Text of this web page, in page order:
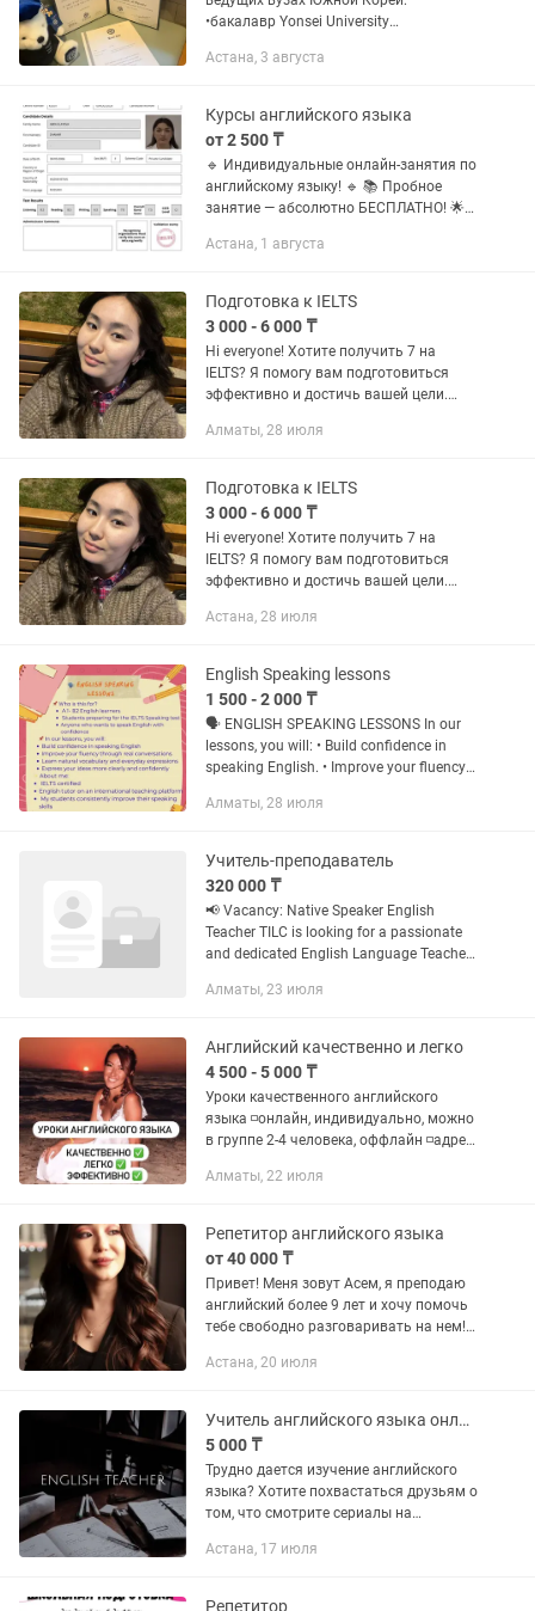
•бакалавр Yonsei University
(Korea Advanced Institute of Science and
Астана, 3 августа
Курсы английского языка
от 2 500 ₸
🔹 Индивидуальные онлайн-занятия по
английскому языку! 🔹 📚 Пробное
занятие — абсолютно БЕСПЛАТНО! 🌟
устранение пробелов в знаниях —
Астана, 1 августа
Подготовка к IELTS
3 000 - 6 000 ₸
Hi everyone! Хотите получить 7 на
IELTS? Я помогу вам подготовиться
эффективно и достичь вашей цели.
направлении иностранная филология
Алматы, 28 июля
Подготовка к IELTS
3 000 - 6 000 ₸
Hi everyone! Хотите получить 7 на
IELTS? Я помогу вам подготовиться
эффективно и достичь вашей цели.
направлении иностранная филология
Астана, 28 июля
English Speaking lessons
1 500 - 2 000 ₸
🗣️ ENGLISH SPEAKING LESSONS In our
lessons, you will: • Build confidence in
speaking English. • Improve your fluency
vocabulary and everyday expressions •...
Алматы, 28 июля
Учитель-преподаватель
320 000 ₸
📢 Vacancy: Native Speaker English
Teacher TILC is looking for a passionate
and dedicated English Language Teacher
ATLANT, улица Макатаева, 131...
Алматы, 23 июля
Английский качественно и легко
4 500 - 5 000 ₸
Уроки качественного английского
языка ◽️онлайн, индивидуально, можно
в группе 2-4 человека, оффлайн ◽️адрес:
оффлайн - приезжайте ко мне. Если
Алматы, 22 июля
Репетитор английского языка
от 40 000 ₸
Привет! Меня зовут Асем, я преподаю
английский более 9 лет и хочу помочь
тебе свободно разговаривать на нем!
КазУМоИМЯ, стажировалась в Китае,
Астана, 20 июля
Учитель английского языка онлайн
5 000 ₸
Трудно дается изучение английского
языка? Хотите похвастаться друзьям о
том, что смотрите сериалы на
наконец-то понять зачем англичанам
Астана, 17 июля
Репетитор